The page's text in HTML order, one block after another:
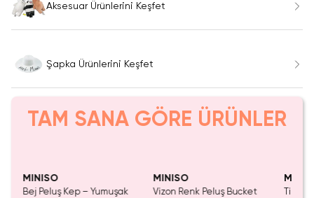
Aksesuar Ürünlerini Keşfet
Şapka Ürünlerini Keşfet
TAM SANA GÖRE ÜRÜNLER
MINISO
Bej Peluş Kep – Yumuşak
MINISO
Vizon Renk Peluş Bucket
Tilki